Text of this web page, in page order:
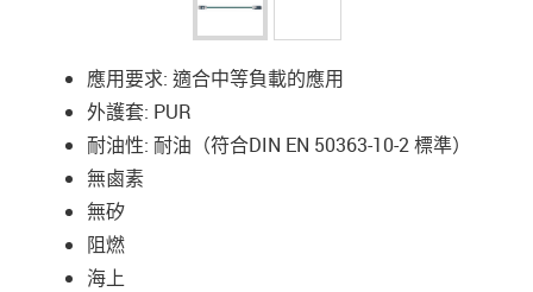
應用要求: 適合中等負載的應用
外護套: PUR
耐油性: 耐油（符合DIN EN 50363-10-2 標準）
無鹵素
無矽
阻燃
海上